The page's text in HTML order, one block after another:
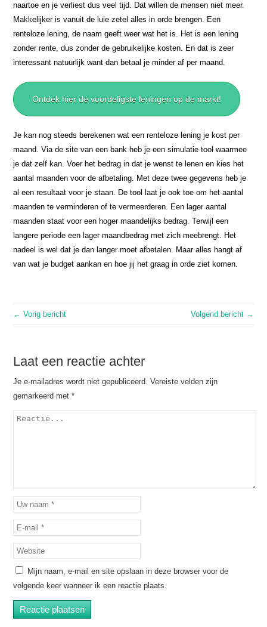
naartoe en je verliest dus veel tijd. Dat willen de mensen niet meer.
Makkelijker is vanuit de luie zetel alles in orde brengen. Een
renteloze lening, de naam geeft weer wat het is. Het is een lening
zonder rente, dus zonder de gebruikelijke kosten. En dat is zeer
interessant natuurlijk want dan betaal je minder af per maand.
Ontdek hier de voordeligste leningen op de markt!
Je kan nog steeds berekenen wat een renteloze lening je kost per
maand. Via de site van een bank heb je een simulatie tool waarmee
je dat zelf kan. Voer het bedrag in dat je wenst te lenen en kies het
aantal maanden voor de afbetaling. Met deze twee gegevens heb je
al een resultaat voor je staan. De tool laat je ook toe om het aantal
maanden te verminderen of te vermeerderen. Een lager aantal
maanden staat voor een hoger maandelijks bedrag. Terwijl een
langere periode een lager maandbedrag met zich meebrengt. Het
nadeel is wel dat je dan langer moet afbetalen. Maar alles hangt af
van wat je budget aankan en hoe jij het graag in orde ziet komen.
← Vorig bericht Volgend bericht →
Laat een reactie achter
Je e-mailadres wordt niet gepubliceerd. Vereiste velden zijn
gemarkeerd met*
Mijn naam, e-mail en site opslaan in deze browser voor de
volgende keer wanneer ik een reactie plaats.